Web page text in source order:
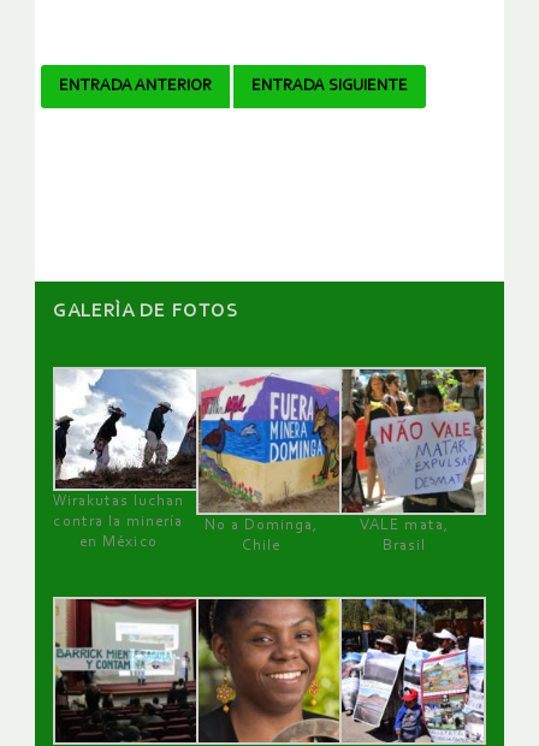
Navegador
ENTRADA ANTERIOR ENTRADA SIGUIENTE
GALERÌA DE FOTOS
Wirakutas luchan
contra la minería
en México
No a Dominga,
Chile
VALE mata,
Brasil